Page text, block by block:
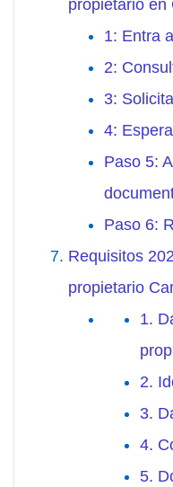
propietario en
1: Entra
2:
3:
4:
Paso 5:
Paso 6:
Requisitos
propietario
1.
2.
3.
4.
5.